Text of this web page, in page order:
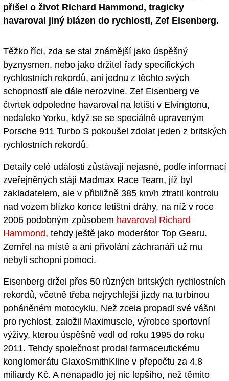
přišel o život Richard Hammond, tragicky
havaroval jiný blázen do rychlosti, Zef Eisenberg.
Těžko říci, zda se stal známější jako úspěšný
byznysmen, nebo jako držitel řady specifických
rychlostních rekordů, ani jednu z těchto svých
schopností ale dále nerozvine. Zef Eisenberg ve
čtvrtek odpoledne havaroval na letišti v Elvingtonu,
nedaleko Yorku, když se se speciálně upraveným
Porsche 911 Turbo S pokoušel zdolat jeden z britských
rychlostních rekordů.
Detaily celé události zůstávají nejasné, podle informací
zveřejněných stájí Madmax Race Team, jíž byl
zakladatelem, ale v přibližně 385 km/h ztratil kontrolu
nad vozem blízko konce letištní dráhy, na níž v roce
2006 podobným způsobem havaroval Richard
Hammond, tehdy ještě jako moderátor Top Gearu.
Zemřel na místě a ani přivolání záchranáři už mu
nebyli schopni pomoci.
Eisenberg držel přes 50 různých britských rychlostních
rekordů, včetně třeba nejrychlejší jízdy na turbínou
poháněném motocyklu. Než zcela propadl své vášni
pro rychlost, založil Maximuscle, výrobce sportovní
výživy, kterou úspěšně vedl od roku 1995 do roku
2011. Tehdy společnost prodal farmaceutickému
konglomerátu GlaxoSmithKline v přepočtu za 4,8
miliardy Kč. A nenapadlo jej nic lepšího, než těmito